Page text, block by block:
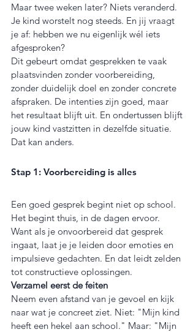
Maar twee weken later? Niets veranderd.
Je kind worstelt nog steeds. En jij vraagt
je af: hebben we nu eigenlijk wél iets
afgesproken?
Dit gebeurt omdat gesprekken te vaak
plaatsvinden zonder voorbereiding,
zonder duidelijk doel en zonder concrete
afspraken. De intenties zijn goed, maar
het resultaat blijft uit. En ondertussen blijft
jouw kind vastzitten in dezelfde situatie.
Dat kan anders.
Stap 1: Voorbereiding is alles
Een goed gesprek begint niet op school.
Het begint thuis, in de dagen ervoor.
Want als je onvoorbereid dat gesprek
ingaat, laat je je leiden door emoties en
impulsieve gedachten. En dat leidt zelden
tot constructieve oplossingen.
Verzamel eerst de feiten
Neem even afstand van je gevoel en kijk
naar wat je concreet ziet. Niet: "Mijn kind
heeft een hekel aan school." Maar: "Mijn